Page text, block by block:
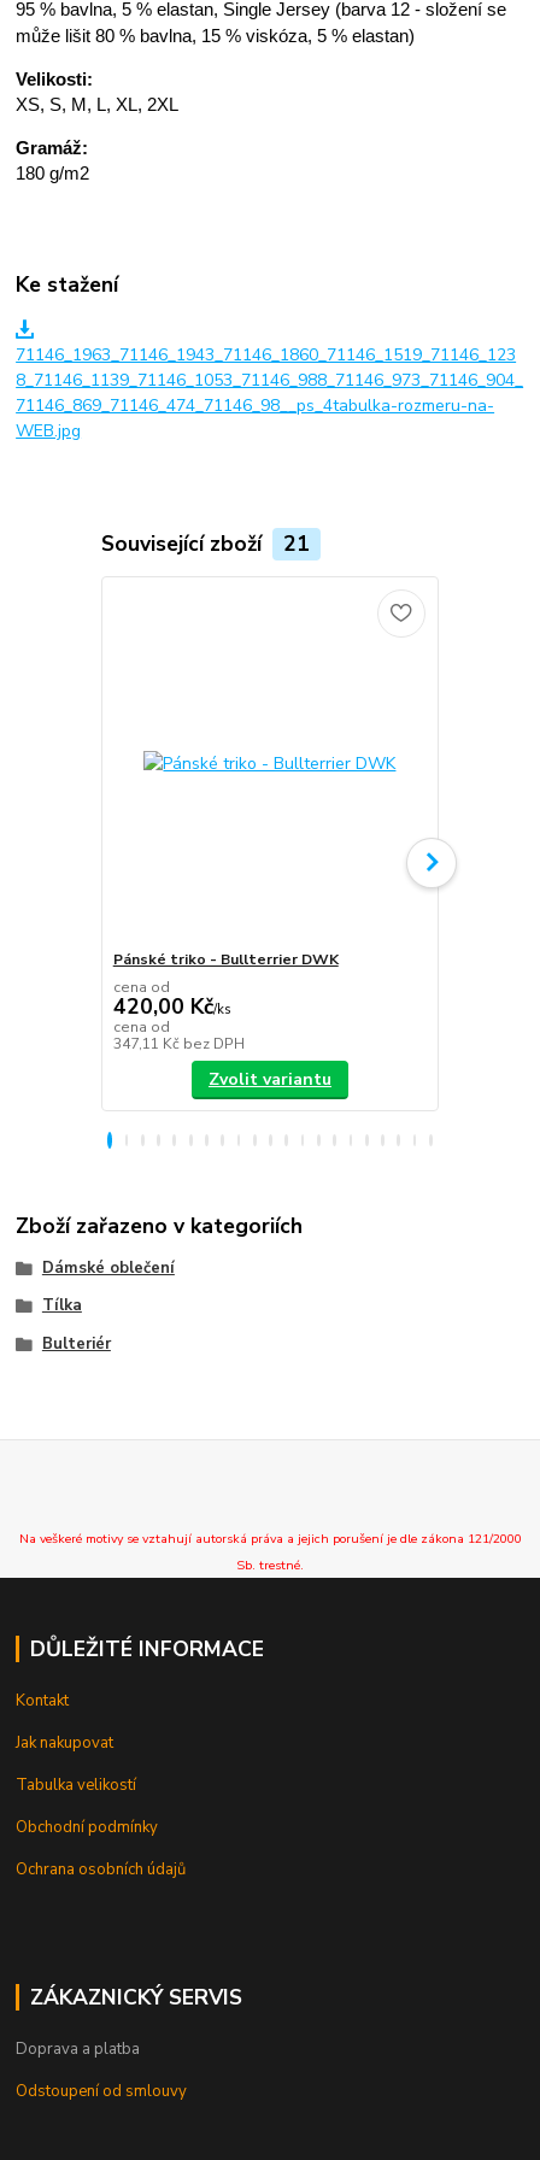
95 % bavlna, 5 % elastan, Single Jersey (barva 12 - složení se
může lišit 80 % bavlna, 15 % viskóza, 5 % elastan)
Velikosti:
XS, S, M, L, XL, 2XL
Gramáž:
180 g/m2
Ke stažení
71146_1963_71146_1943_71146_1860_71146_1519_71146_123
8_71146_1139_71146_1053_71146_988_71146_973_71146_904_
71146_869_71146_474_71146_98__ps_4tabulka-rozmeru-na-
WEB.jpg
Související zboží 21
Pánské triko - Bullterrier DWK
cena od
420,00 Kč/ks
cena od
347,11 Kč bez DPH
Zvolit variantu
Zboží zařazeno v kategoriích
Dámské oblečení
Tílka
Bulteriér
Na veškeré motivy se vztahují autorská práva a jejich porušení je dle zákona 121/2000
Sb. trestné.
DŮLEŽITÉ INFORMACE
Kontakt
Jak nakupovat
Tabulka velikostí
Obchodní podmínky
Ochrana osobních údajů
ZÁKAZNICKÝ SERVIS
Doprava a platba
Odstoupení od smlouvy